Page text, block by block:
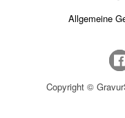
Allgemeine
Copyright ©